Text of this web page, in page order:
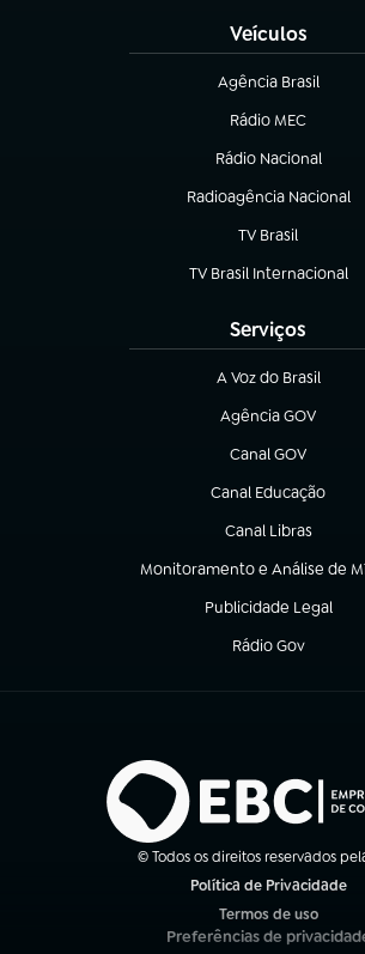
Veículos
Agência Brasil
(abre em nova aba)
Rádio MEC
(abre em nova aba)
Rádio Nacional
Radioagência Nacional
(abre em nova aba)
TV Brasil
(abre em nova
TV Brasil Internacional
(abre em nova aba)
Serviços
A Voz do Brasil
(abre em nova aba)
Agência GOV
(abre em nova aba)
Canal GOV
(abre em nova aba)
Canal Educação
(abre em nova aba)
Canal Libras
(abre em nova aba)
Monitoramento e Análise de
(abre em nova aba)
Publicidade Legal
(abre em nova aba)
Rádio Gov
(abre em nova aba)
© Todos os direitos reservados
Política de Privacidade
Termos de uso
(abre em nova aba)
Preferências de